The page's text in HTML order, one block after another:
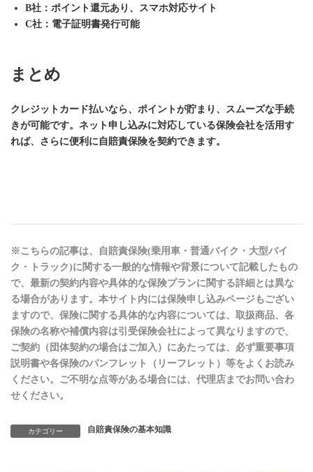
B社 ：ポイント還元あり、スマホ対応サイト
C社 ：電子証明書発行可能
まとめ
クレジットカード払いなら、ポイントが貯まり、スムーズな手続
きが可能です。ネット申し込みに対応している保険会社を活用す
れば、さらに便利に自賠責保険を契約できます。
※こちらの記事は、自賠責保険(乗用車・普通バイク・大型バイ
ク・トラック)に関する一般的な情報や背景について記載したもの
で、最新の契約内容や具体的な保険プランに関する詳細とは異な
る場合があります。本サイト内には保険申し込みページもござい
ますので、保険に関する具体的な内容については、取扱商品、各
保険の名称や補償内容は引受保険会社によって異なりますので、
ご契約（団体契約の場合はご加入）にあたっては、必ず重要事項
説明書や各保険のパンフレット（リーフレット）等をよくお読み
ください。ご不明な点等がある場合には、代理店までお問い合わ
せください。
カテゴリー 自賠責保険の基本知識